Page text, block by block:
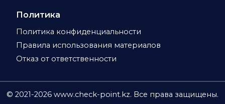
Политика
Политика конфиденциальности
Правила использования материалов
Отказ от ответственности
© 2021-2026 www.check-point.kz. Все права защищены.